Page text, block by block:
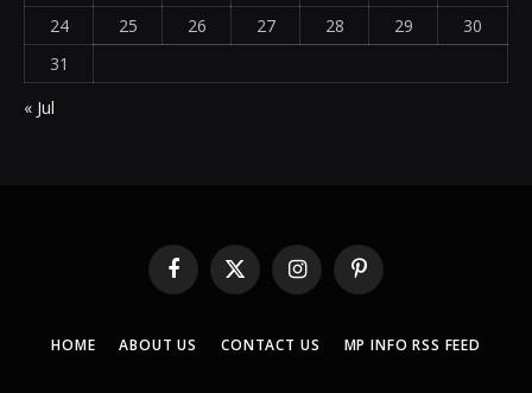
24
25 26 27 28 29
30
31
« Jul
Facebook
X
(Twitter)
InstagramPinterest
HOME ABOUT US CONTACT US MP INFO RSS FEED